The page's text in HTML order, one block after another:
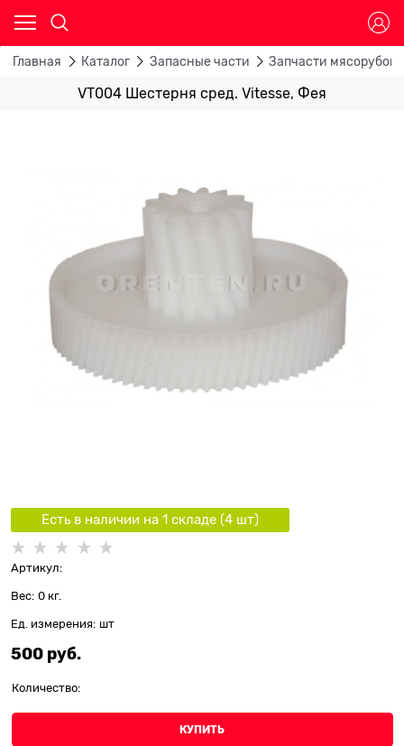
Главная Каталог Запасные части Запчасти мясорубок
VT004 Шестерня сред. Vitesse, Фея
Есть в наличии на 1 складe (4шт)
Артикул:
Вес: 0 кг.
Ед. измерения: шт
500 руб.
Количество:
КУПИТЬ